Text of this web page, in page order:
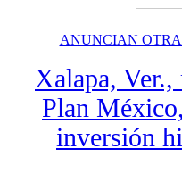
ANUNCIAN
Xalapa,
Plan
inversión